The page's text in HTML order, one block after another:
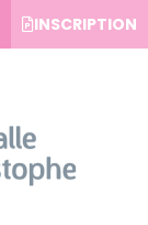
INSCRIPTION